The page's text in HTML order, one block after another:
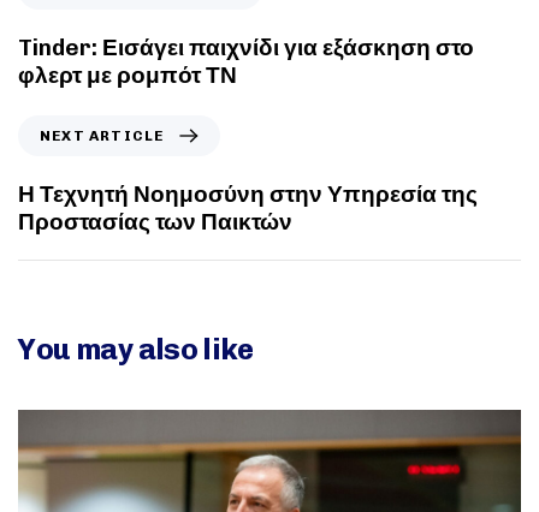
Tinder: Εισάγει παιχνίδι για εξάσκηση στο
φλερτ με ρομπότ ΤΝ
NEXT ARTICLE
Η Τεχνητή Νοημοσύνη στην Υπηρεσία της
Προστασίας των Παικτών
You may also like